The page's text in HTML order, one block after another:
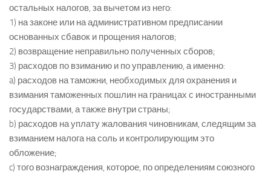
остальных налогов, за вычетом из него:
1) на законе или на административном предписании
основанных сбавок и прощения налогов;
2) возвращение неправильно полученных сборов;
3) расходов по взиманию и по управлению, а именно:
a) расходов на таможни, необходимых для охранения и
взимания таможенных пошлин на границах с иностранными
государствами, а также внутри страны;
b) расходов на уплату жалования чиновникам, следящим за
взиманием налога на соль и контролирующим это
обложение;
c) того вознаграждения, которое, по определениям союзного